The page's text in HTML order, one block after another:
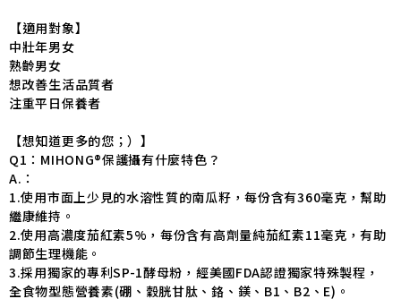
【適用對象】
中壯年男女
熟齡男女
想改善生活品質者
注重平日保養者
【想知道更多的您；）】
Q1：MIHONG®保護攝有什麼特色？
A.：
1.使用市面上少見的水溶性質的南瓜籽，每份含有360毫克，幫助
繼康維持。
2.使用高濃度茄紅素5%，每份含有高劑量純茄紅素11毫克，有助
調節生理機能。
3.採用獨家的專利SP-1酵母粉，經美國FDA認證獨家特殊製程，
全食物型態營養素(硼、穀胱甘肽、鉻、鎂、B1、B2、E)。